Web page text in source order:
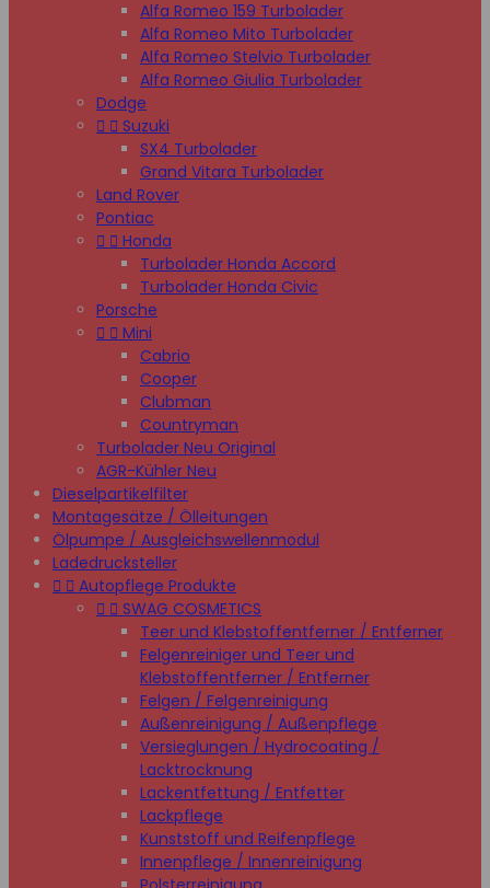
Alfa Romeo 159 Turbolader
Alfa Romeo Mito Turbolader
Alfa Romeo Stelvio Turbolader
Alfa Romeo Giulia Turbolader
Dodge
  Suzuki
SX4 Turbolader
Grand Vitara Turbolader
Land Rover
Pontiac
  Honda
Turbolader Honda Accord
Turbolader Honda Civic
Porsche
  Mini
Cabrio
Cooper
Clubman
Countryman
Turbolader Neu Original
AGR-Kühler Neu
Dieselpartikelfilter
Montagesätze / Ölleitungen
Ölpumpe / Ausgleichswellenmodul
Ladedrucksteller
  Autopflege Produkte
  SWAG COSMETICS
Teer und Klebstoffentferner / Entferner
Felgenreiniger und Teer und
Klebstoffentferner / Entferner
Felgen / Felgenreinigung
Außenreinigung / Außenpflege
Versieglungen / Hydrocoating /
Lacktrocknung
Lackentfettung / Entfetter
Lackpflege
Kunststoff und Reifenpflege
Innenpflege / Innenreinigung